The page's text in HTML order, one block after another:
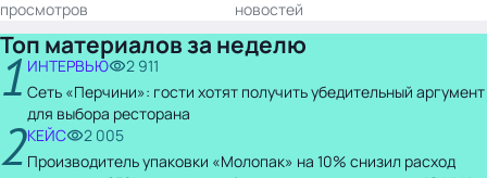
просмотров
новостей
Топ материалов за неделю
1 ИНТЕРВЬЮ
2 911
Сеть «Перчини»: гости хотят получить убедительный аргумент
для выбора ресторана
2КЕЙС
2 005
Производитель упаковки «Молопак» на 10% снизил расход